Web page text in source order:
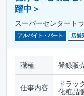
躍中＞
スーパーセンタート
アルバイト・パート 店舗
職種 登録販
仕事内容
ドラッ
化粧品